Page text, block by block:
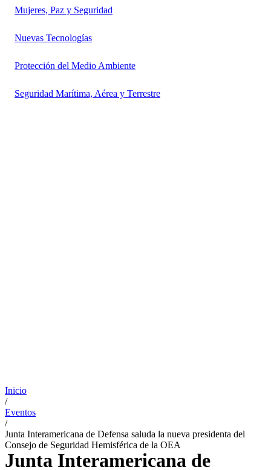
Mujeres, Paz y Seguridad
Nuevas Tecnologías
Protección del Medio Ambiente
Seguridad Marítima, Aérea y Terrestre
Inicio
/
Eventos
/
Junta Interamericana de Defensa saluda la nueva presidenta del
Consejo de Seguridad Hemisférica de la OEA
Junta Interamericana de